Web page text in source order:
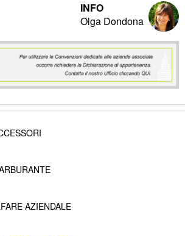
INFO
Olga Dondona
AZIENDALE